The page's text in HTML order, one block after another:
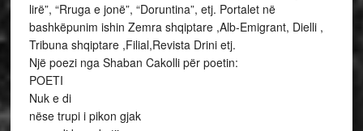
lirë”, “Rruga e jonë”, “Doruntina”, etj. Portalet në
bashkëpunim ishin Zemra shqiptare ,Alb-Emigrant, Dielli ,
Tribuna shqiptare ,Filial,Revista Drini etj.
Një poezi nga Shaban Cakolli për poetin:
POETI
Nuk e di
nëse trupi i pikon gjak